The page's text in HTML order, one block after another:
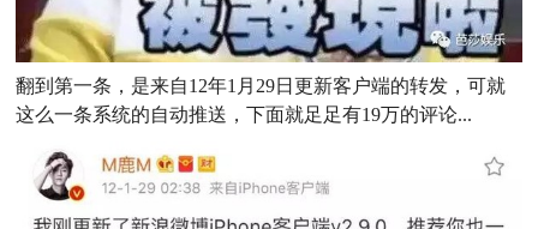
翻到第一条，是来自12年1月29日更新客户端的转发，可就
这么一条系统的自动推送，下面就足足有19万的评论...